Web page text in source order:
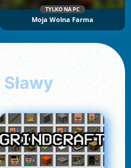
TYLKO NA PC
Moja Wolna Farma
Sławy